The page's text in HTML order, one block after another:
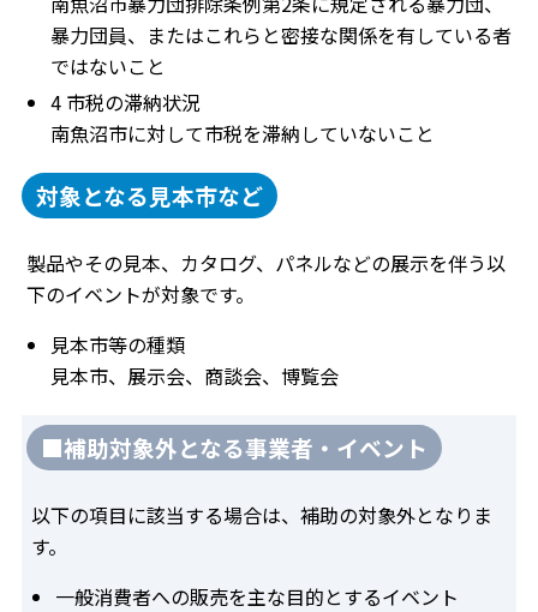
暴力団員、またはこれらと密接な関係を有している者
ではないこと
4 市税の滞納状況
南魚沼市に対して市税を滞納していないこと
対象となる見本市など
製品やその見本、カタログ、パネルなどの展示を伴う以
下のイベントが対象です。
見本市等の種類
見本市、展示会、商談会、博覧会
■補助対象外となる事業者・イベント
以下の項目に該当する場合は、補助の対象外となりま
す。
一般消費者への販売を主な目的とするイベント